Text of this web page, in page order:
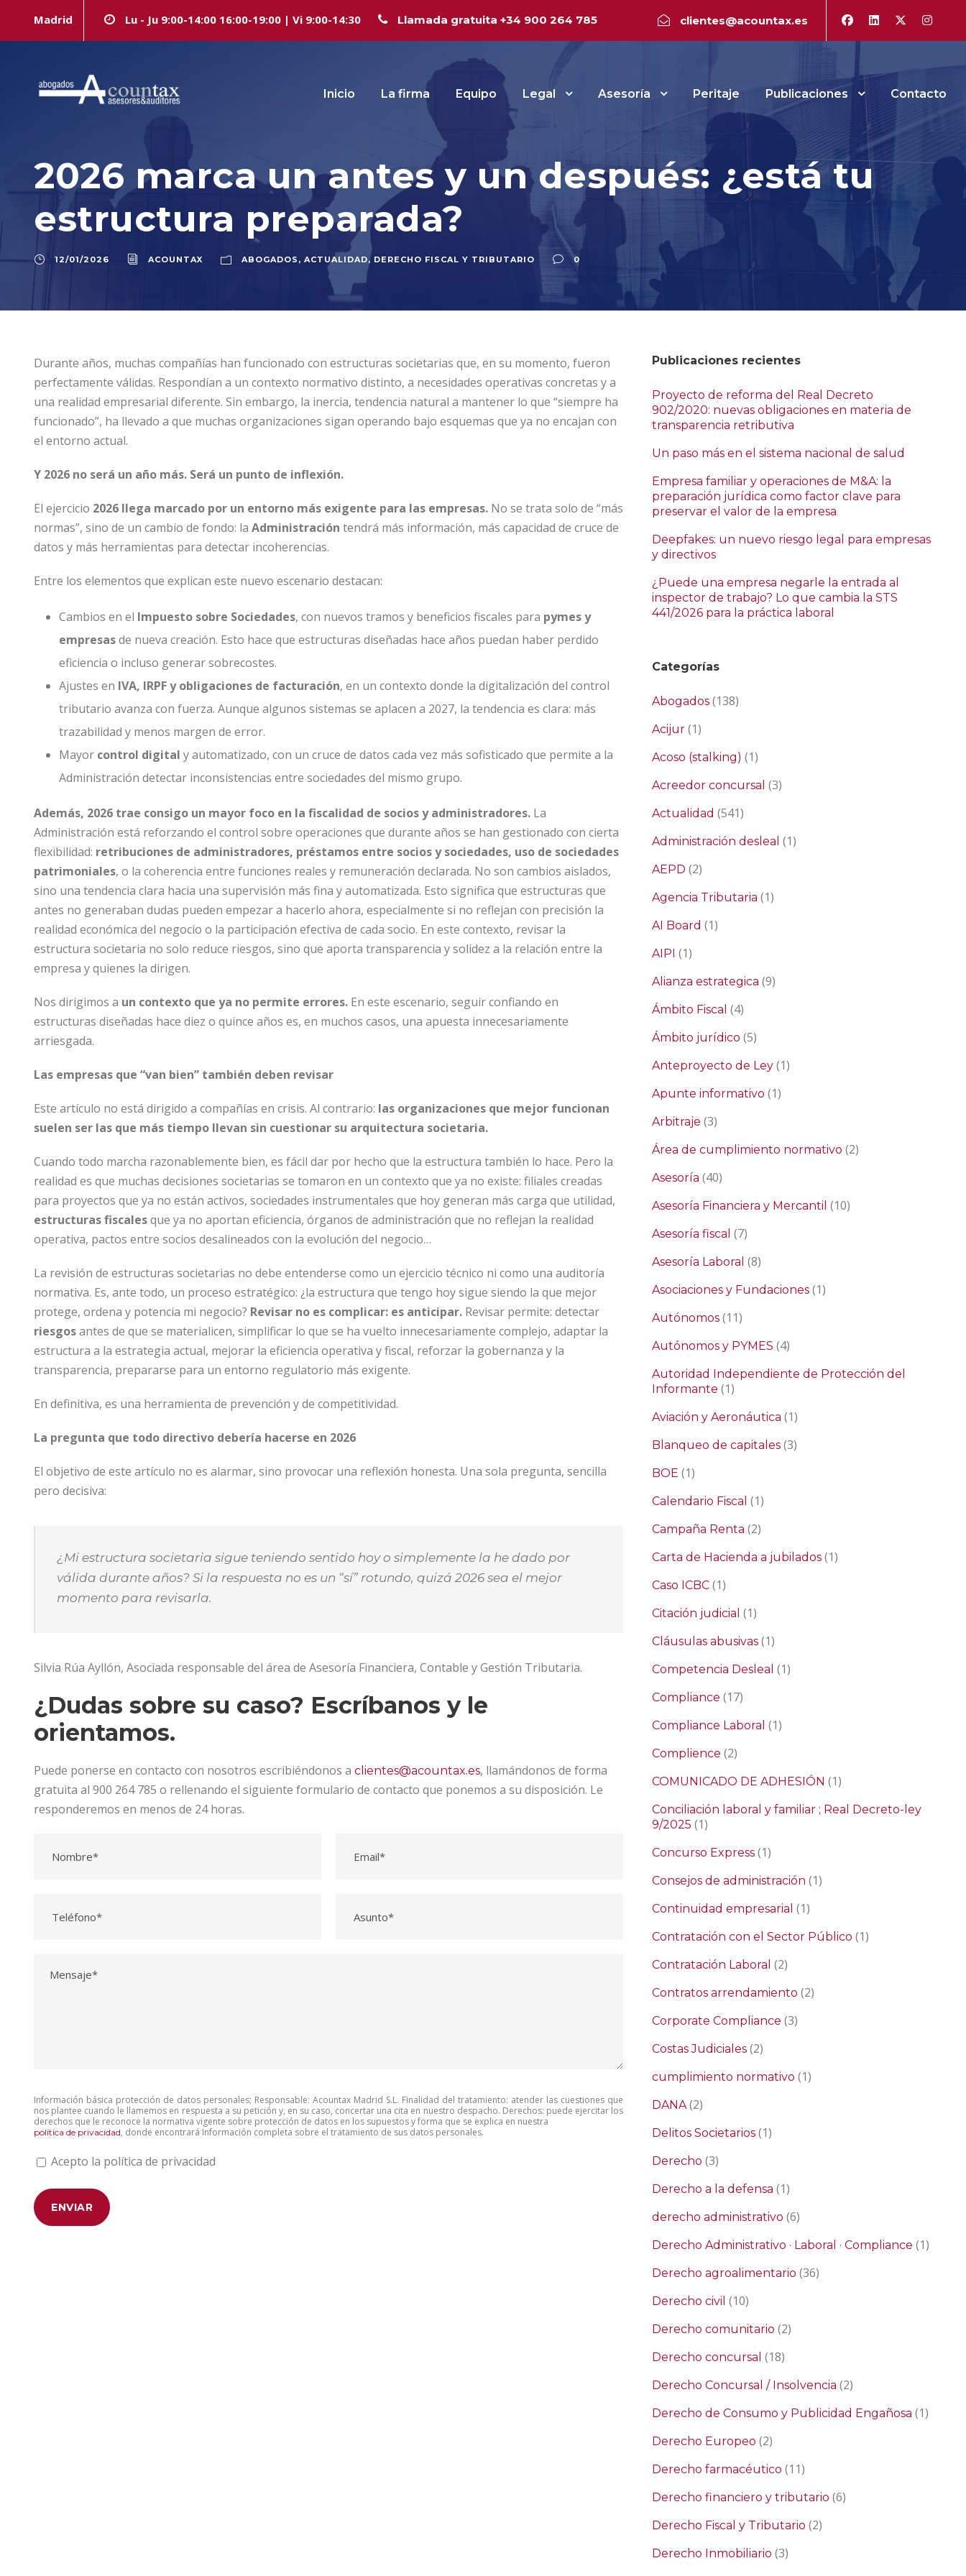
Madrid Lu - Ju 9:00-14:00 16:00-19:00 | Vi 9:00-14:30 Llamada gratuita +34 900 264 785 clientes@acountax.es
Inicio La firma Equipo Legal Asesoría Peritaje Publicaciones Contacto
2026 marca un antes y un después: ¿está tu
estructura preparada?
12/01/2026 ACOUNTAX ABOGADOS , ACTUALIDAD, DERECHO FISCAL Y TRIBUTARIO 0
Durante años, muchas compañías han funcionado con estructuras societarias que, en su momento, fueron
perfectamente válidas. Respondían a un contexto normativo distinto, a necesidades operativas concretas y a
una realidad empresarial diferente. Sin embargo, la inercia, tendencia natural a mantener lo que “siempre ha
funcionado”, ha llevado a que muchas organizaciones sigan operando bajo esquemas que ya no encajan con
el entorno actual.
Y 2026 no será un año más. Será un punto de inflexión.
El ejercicio 2026 llega marcado por un entorno más exigente para las empresas. No se trata solo de “más
normas”, sino de un cambio de fondo: la Administración tendrá más información, más capacidad de cruce de
datos y más herramientas para detectar incoherencias.
Entre los elementos que explican este nuevo escenario destacan:
Cambios en el Impuesto sobre Sociedades, con nuevos tramos y beneficios fiscales para pymes y
empresasde nueva creación. Esto hace que estructuras diseñadas hace años puedan haber perdido
eficiencia o incluso generar sobrecostes.
Ajustes en IVA, IRPF y obligaciones de facturación, en un contexto donde la digitalización del control
tributario avanza con fuerza. Aunque algunos sistemas se aplacen a 2027, la tendencia es clara: más
trazabilidad y menos margen de error.
Mayor control digital y automatizado, con un cruce de datos cada vez más sofisticado que permite a la
Administración detectar inconsistencias entre sociedades del mismo grupo.
Además, 2026 trae consigo un mayor foco en la fiscalidad de socios y administradores. La
Administración está reforzando el control sobre operaciones que durante años se han gestionado con cierta
flexibilidad: retribuciones de administradores, préstamos entre socios y sociedades, uso de sociedades
patrimoniales, o la coherencia entre funciones reales y remuneración declarada. No son cambios aislados,
sino una tendencia clara hacia una supervisión más fina y automatizada. Esto significa que estructuras que
antes no generaban dudas pueden empezar a hacerlo ahora, especialmente si no reflejan con precisión la
realidad económica del negocio o la participación efectiva de cada socio. En este contexto, revisar la
estructura societaria no solo reduce riesgos, sino que aporta transparencia y solidez a la relación entre la
empresa y quienes la dirigen.
Nos dirigimos a un contexto que ya no permite errores. En este escenario, seguir confiando en
estructuras diseñadas hace diez o quince años es, en muchos casos, una apuesta innecesariamente
arriesgada.
Las empresas que “van bien” también deben revisar
Este artículo no está dirigido a compañías en crisis. Al contrario: las organizaciones que mejor funcionan
suelen ser las que más tiempo llevan sin cuestionar su arquitectura societaria.
Cuando todo marcha razonablemente bien, es fácil dar por hecho que la estructura también lo hace. Pero la
realidad es que muchas decisiones societarias se tomaron en un contexto que ya no existe: filiales creadas
para proyectos que ya no están activos, sociedades instrumentales que hoy generan más carga que utilidad,
estructuras fiscalesque ya no aportan eficiencia, órganos de administración que no reflejan la realidad
operativa, pactos entre socios desalineados con la evolución del negocio…
La revisión de estructuras societarias no debe entenderse como un ejercicio técnico ni como una auditoría
normativa. Es, ante todo, un proceso estratégico: ¿la estructura que tengo hoy sigue siendo la que mejor
protege, ordena y potencia mi negocio? Revisar no es complicar: es anticipar. Revisar permite: detectar
riesgosantes de que se materialicen, simplificar lo que se ha vuelto innecesariamente complejo, adaptar la
estructura a la estrategia actual, mejorar la eficiencia operativa y fiscal, reforzar la gobernanza y la
transparencia, prepararse para un entorno regulatorio más exigente.
En definitiva, es una herramienta de prevención y de competitividad.
La pregunta que todo directivo debería hacerse en 2026
El objetivo de este artículo no es alarmar, sino provocar una reflexión honesta. Una sola pregunta, sencilla
pero decisiva:
¿Mi estructura societaria sigue teniendo sentido hoy o simplemente la he dado por
válida durante años? Si la respuesta no es un “sí” rotundo, quizá 2026 sea el mejor
momento para revisarla.
Silvia Rúa Ayllón, Asociada responsable del área de Asesoría Financiera, Contable y Gestión Tributaria.
¿Dudas sobre su caso? Escríbanos y le
orientamos.
Puede ponerse en contacto con nosotros escribiéndonos a clientes@acountax.es, llamándonos de forma
gratuita al 900 264 785 o rellenando el siguiente formulario de contacto que ponemos a su disposición. Le
responderemos en menos de 24 horas.
Información básica protección de datos personales; Responsable: Acountax Madrid S.L. Finalidad del tratamiento: atender las cuestiones que
nos plantee cuando le llamemos en respuesta a su petición y, en su caso, concertar una cita en nuestro despacho. Derechos: puede ejercitar los
derechos que le reconoce la normativa vigente sobre protección de datos en los supuestos y forma que se explica en nuestra
política de privacidad, donde encontrará Información completa sobre el tratamiento de sus datos personales.
Acepto la política de privacidad
Publicaciones recientes
Proyecto de reforma del Real Decreto
902/2020: nuevas obligaciones en materia de
transparencia retributiva
Un paso más en el sistema nacional de salud
Empresa familiar y operaciones de M&A: la
preparación jurídica como factor clave para
preservar el valor de la empresa
Deepfakes: un nuevo riesgo legal para empresas
y directivos
¿Puede una empresa negarle la entrada al
inspector de trabajo? Lo que cambia la STS
441/2026 para la práctica laboral
Categorías
Abogados (138)
Acijur (1)
Acoso (stalking) (1)
Acreedor concursal (3)
Actualidad (541)
Administración desleal (1)
AEPD (2)
Agencia Tributaria (1)
AI Board (1)
AIPI (1)
Alianza estrategica (9)
Ámbito Fiscal (4)
Ámbito jurídico (5)
Anteproyecto de Ley (1)
Apunte informativo (1)
Arbitraje (3)
Área de cumplimiento normativo (2)
Asesoría (40)
Asesoría Financiera y Mercantil (10)
Asesoría fiscal (7)
Asesoría Laboral (8)
Asociaciones y Fundaciones (1)
Autónomos (11)
Autónomos y PYMES (4)
Autoridad Independiente de Protección del
Informante (1)
Aviación y Aeronáutica (1)
Blanqueo de capitales (3)
BOE (1)
Calendario Fiscal (1)
Campaña Renta (2)
Carta de Hacienda a jubilados (1)
Caso ICBC (1)
Citación judicial (1)
Cláusulas abusivas (1)
Competencia Desleal (1)
Compliance (17)
Compliance Laboral (1)
Complience (2)
COMUNICADO DE ADHESIÓN (1)
Conciliación laboral y familiar ; Real Decreto-ley
9/2025 (1)
Concurso Express (1)
Consejos de administración (1)
Continuidad empresarial (1)
Contratación con el Sector Público (1)
Contratación Laboral (2)
Contratos arrendamiento (2)
Corporate Compliance (3)
Costas Judiciales (2)
cumplimiento normativo (1)
DANA(2)
Delitos Societarios (1)
Derecho (3)
Derecho a la defensa (1)
derecho administrativo (6)
Derecho Administrativo · Laboral · Compliance (1)
Derecho agroalimentario (36)
Derecho civil (10)
Derecho comunitario (2)
Derecho concursal (18)
Derecho Concursal / Insolvencia (2)
Derecho de Consumo y Publicidad Engañosa (1)
Derecho Europeo (2)
Derecho farmacéutico (11)
Derecho financiero y tributario (6)
Derecho Fiscal y Tributario (2)
Derecho Inmobiliario (3)